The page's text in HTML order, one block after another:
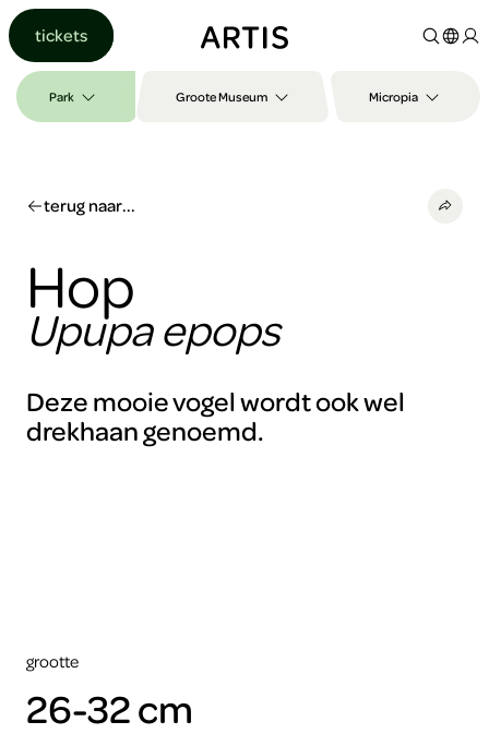
Ga naar
Ga
naar
zoeken
Park Groote Museum Micropia
tickets
terug naar...
Hop
Upupa epops
Deze mooie vogel wordt ook wel
drekhaan genoemd.
Om
deze
accepteren.
ARTIS
grootte
26-32 cm